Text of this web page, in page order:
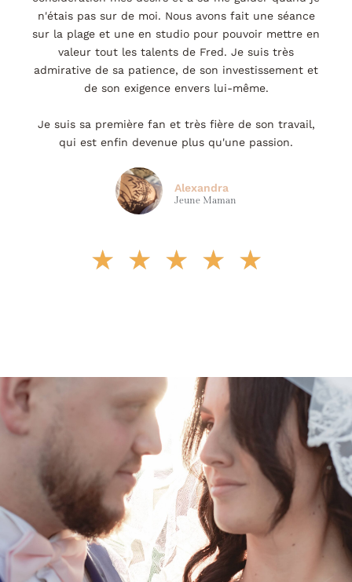
n'étais pas sur de moi. Nous avons fait une séance
sur la plage et une en studio pour pouvoir mettre en
valeur tout les talents de Fred. Je suis très
admirative de sa patience, de son investissement et
de son exigence envers lui-même.
Je suis sa première fan et très fière de son travail,
qui est enfin devenue plus qu'une passion.
Alexandra
Jeune Maman
★ ★ ★ ★ ★